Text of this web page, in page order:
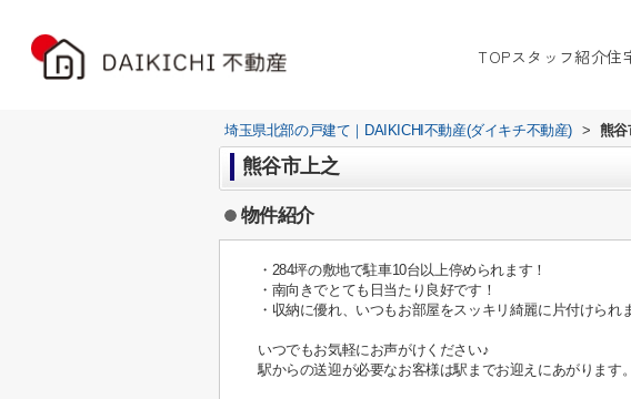
TOPスタッフ紹介住
埼玉県北部の戸建て｜DAIKICHI不動産(ダイキチ不動産) > 熊谷
熊谷市上之
物件紹介
・284坪の敷地で駐車10台以上停められます！
・南向きでとても日当たり良好です！
・収納に優れ、いつもお部屋をスッキリ綺麗に片付けられ
いつでもお気軽にお声がけください♪
駅からの送迎が必要なお客様は駅までお迎えにあがります。